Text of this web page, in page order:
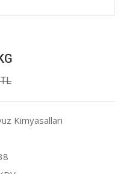
Kimyasalları